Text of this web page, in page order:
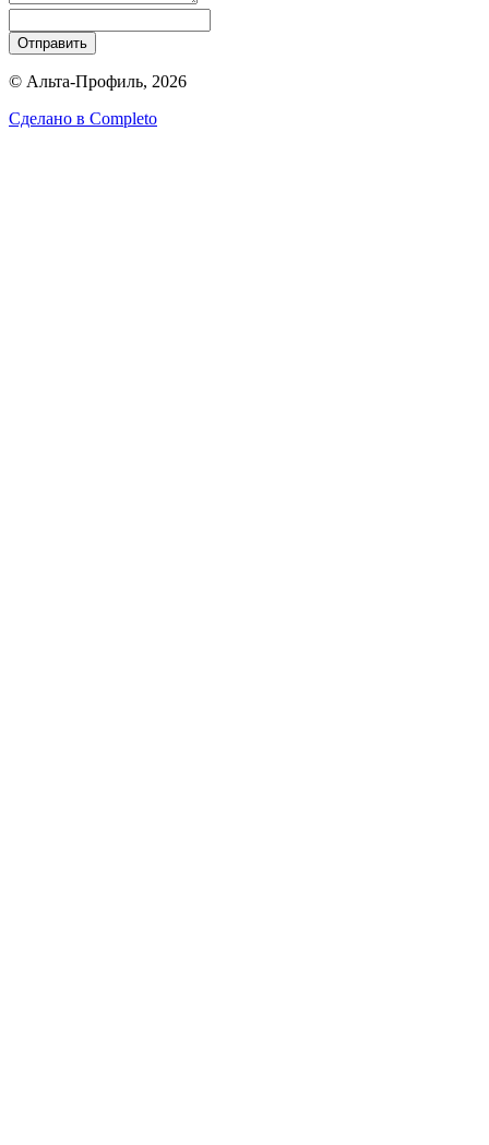
Отправить
© Альта-Профиль, 2026
Сделано в Completo